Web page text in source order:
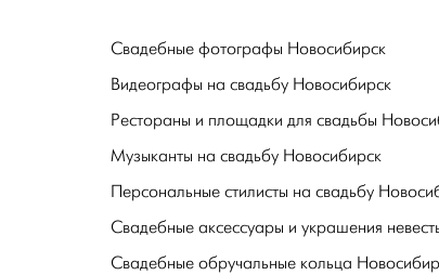
Свадебные фотографы Новосибирск
Видеографы на свадьбу Новосибирск
Рестораны и площадки для свадьбы
Музыканты на свадьбу Новосибирск
Персональные стилисты на свадьбу
Свадебные обручальные кольца